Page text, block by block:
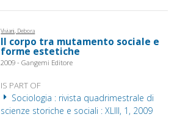
Viviani, Debora
Il corpo tra mutamento sociale e
forme estetiche
2009 - Gangemi Editore
IS PART OF
Sociologia : rivista quadrimestrale di
scienze storiche e sociali : XLIII, 1, 2009